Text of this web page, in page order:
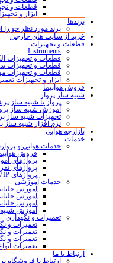
قطعات و
ابزار و
برندها
برند مورد نظر خو را
خرید از سایت های خارجی
قطعات و تجهیزات
Instruments
قطعات و تجهیزات
قطعات و تجهیزات
قطعات و تجهیزات
ابزار و تجهیزات
فروش هواپیما
شبیه ساز پرواز
پرواز با شبیه ساز
آموزش شبیه ساز
تجهیزات شبیه ساز
نرم افزار شبیه ساز
بازارچه هوایی
خدمات
خدمات هوایی و
فروش
پروازهای
پروازهای
پروازهای VIP
خدمات آموزشی
آموزش
آموزش
آموزش
آموزش شبیه
تعمیرات و نگهداری
تعمیرات و
تعمیرات و
تعمیرات و
تعمیرات
ارتباط با ما
ارتباط با فروشگاه